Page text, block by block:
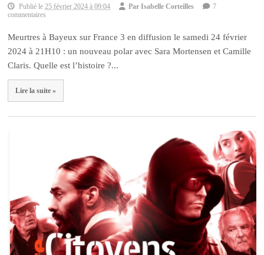
Publié le 25 février 2024 à 09:04 ParIsabelle Corteilles
7
commentaires
Meurtres à Bayeux sur France 3 en diffusion le samedi 24 février
2024 à 21H10 : un nouveau polar avec Sara Mortensen et Camille
Claris. Quelle est l’histoire ?...
Lire la suite »